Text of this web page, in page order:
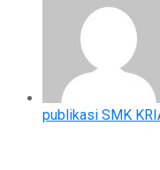
publikasi SMK